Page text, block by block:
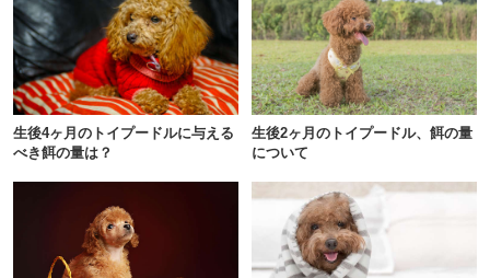
生後4ヶ月のトイプードルに与える
べき餌の量は？
生後2ヶ月のトイプードル、餌の量
について